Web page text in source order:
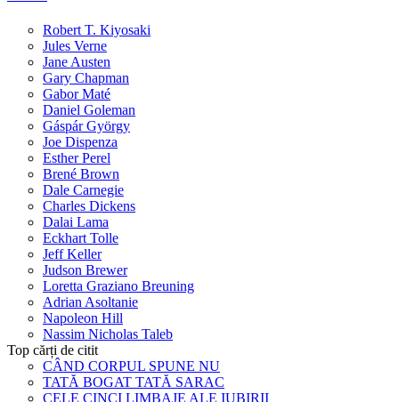
Robert T. Kiyosaki
Jules Verne
Jane Austen
Gary Chapman
Gabor Maté
Daniel Goleman
Gáspár György
Joe Dispenza
Esther Perel
Brené Brown
Dale Carnegie
Charles Dickens
Dalai Lama
Eckhart Tolle
Jeff Keller
Judson Brewer
Loretta Graziano Breuning
Adrian Asoltanie
Napoleon Hill
Nassim Nicholas Taleb
Top cărți de citit
CÂND CORPUL SPUNE NU
TATĂ BOGAT TATĂ SARAC
CELE CINCI LIMBAJE ALE IUBIRII